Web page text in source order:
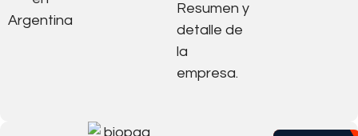
Resumen y
detalle de
la
empresa.